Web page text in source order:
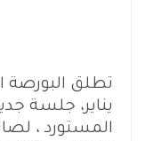
يناير، جلسة
المستورد ،